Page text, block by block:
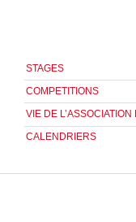
STAGES
COMPETITIONS
VIE DE
CALENDRIERS